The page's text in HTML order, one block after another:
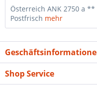
Österreich ANK 2750 a **
Postfrisch mehr
Shop Service